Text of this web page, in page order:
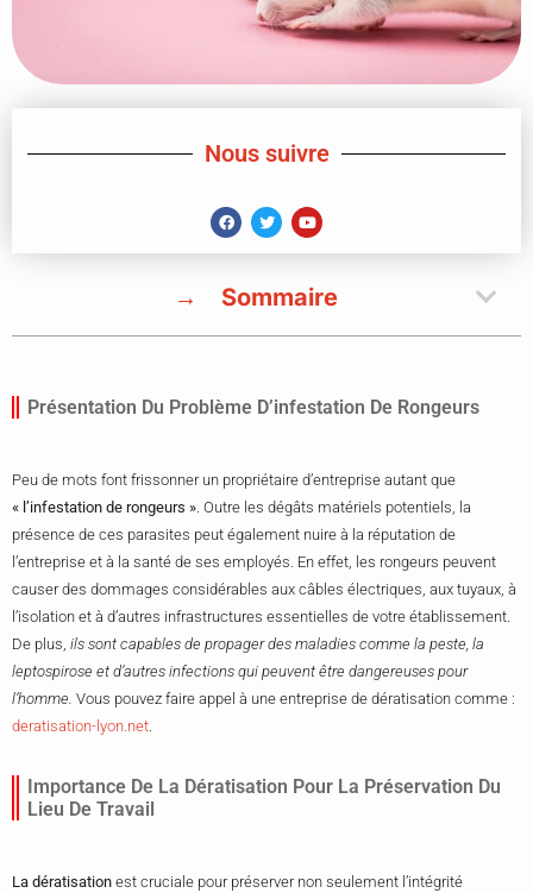
Nous suivre
Sommaire
Présentation Du Problème D’infestation De Rongeurs
Peu de mots font frissonner un propriétaire d’entreprise autant que
« l’infestation de rongeurs ». Outre les dégâts matériels potentiels, la
présence de ces parasites peut également nuire à la réputation de
l’entreprise et à la santé de ses employés. En effet, les rongeurs peuvent
causer des dommages considérables aux câbles électriques, aux tuyaux, à
l’isolation et à d’autres infrastructures essentielles de votre établissement.
De plus, ils sont capables de propager des maladies comme la peste, la
leptospirose et d’autres infections qui peuvent être dangereuses pour
l’homme. Vous pouvez faire appel à une entreprise de dératisation comme :
deratisation-lyon.net.
Importance De La Dératisation Pour La Préservation Du
Lieu De Travail
La dératisation est cruciale pour préserver non seulement l’intégrité